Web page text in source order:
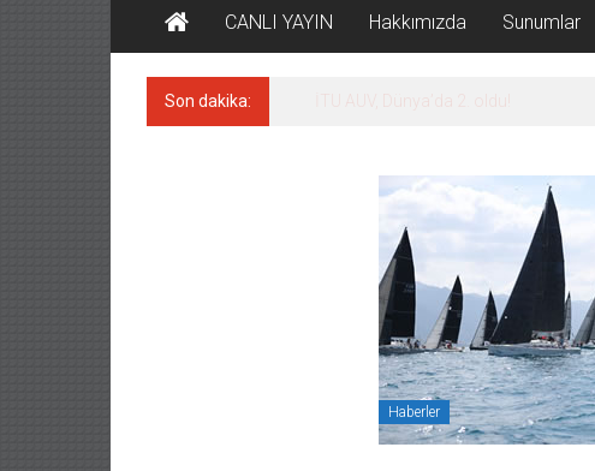
CANLI YAYIN Hakkımızda Sunumlar
Son dakika: LNG taşımacılığında maliyetler katlandı
Haberler